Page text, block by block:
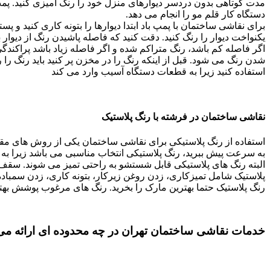
مدت کوتاهی بدون دردسر دیوارهای منزل خود را رنگ آمیزی کنید.
دستگاه کار قلم مو را انجام می دهد.
برای نقاشی ساختمان با پمپ باد ابتدا دیوارها را بتونه کاری
یکنواخت دیوار را رنگ کنید. دقت کنید که فاصله پاشیدن رنگ از
اگر فاصله کم باشد، رنگ متراکم شده و اگر فاصله زیاد باشد
شدن رنگ می‌ شود. قبل از اینکه رنگ را در مخزن پر کنید باید رنگ را
استفاده کنید زیرا به قطعات دستگاه آسیب وارد می‌ کند
نقاشی ساختمان در فرشته با رنگ پلاستیک
استفاده از رنگ پلاستیکی برای نقاشی ساختمان یکی از روش‌ های
به سرعت پیش ببرید، رنگ پلاستیکی انتخاب مناسبی می باشد
البته رنگ های پلاستیکی قابل شستشو به راحتی تمیز می شوند.
پلاستیک شامل تمیزکاری، زدن روغن زیرکار، بتونه کاری، زدن
رنگ پلاستیک حتما بهترین مارک را بخرید. رنگ‌ های مرغوب پوشش
خدمات نقاشی ساختمان تهران در چه محدوده ای ارائه